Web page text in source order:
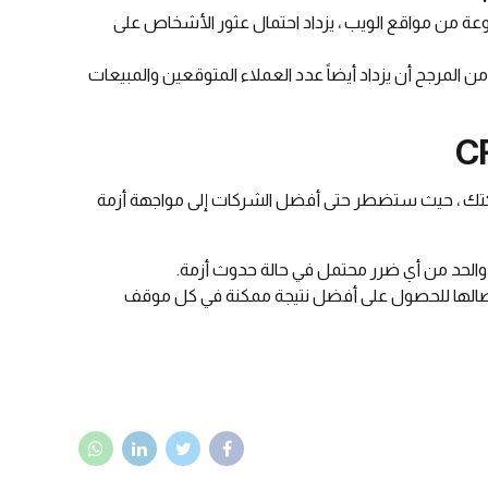
من مواقع الويب ، يزداد احتمال عثور الأشخاص على
أن يزداد أيضاً عدد العملاء المتوقعين والمبيعات
شركتك ، حيث ستضطر حتى أفضل الشركات إلى مواجهة أزمة
من أي ضرر محتمل في حالة حدوث أزمة.
للحصول على أفضل نتيجة ممكنة في كل موقف